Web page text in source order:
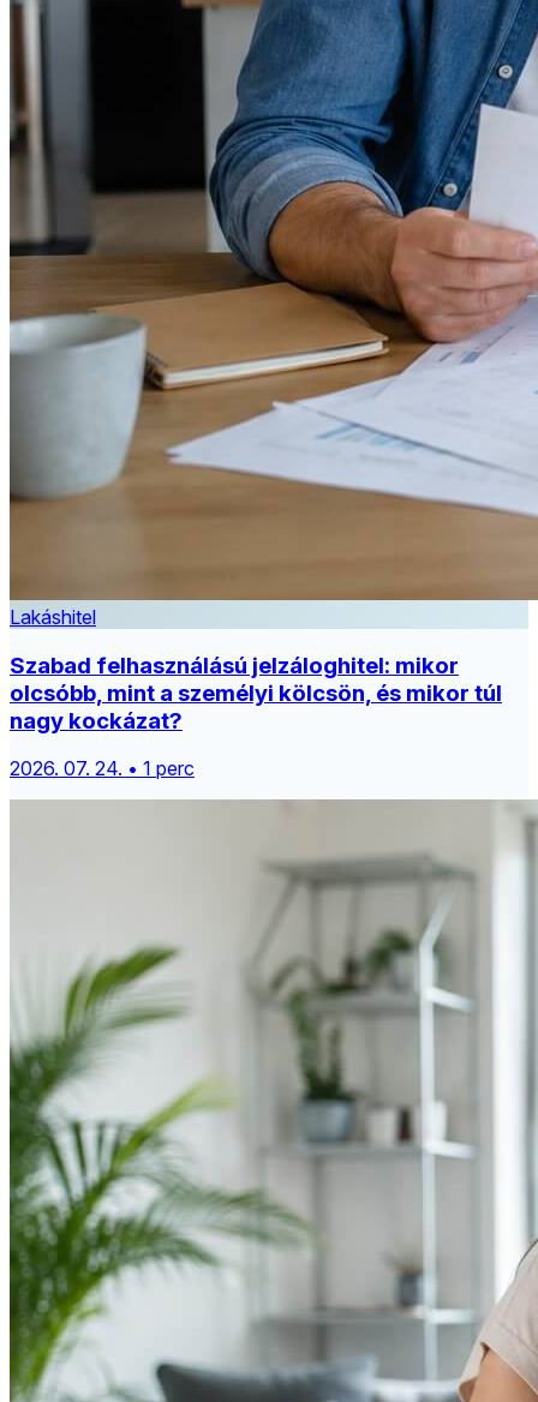
Lakáshitel
Szabad felhasználású jelzáloghitel: mikor
olcsóbb, mint a személyi kölcsön, és mikor túl
nagy kockázat?
2026. 07. 24. • 1 perc